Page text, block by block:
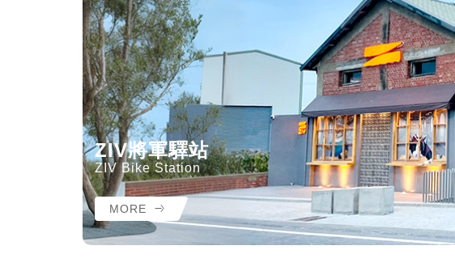
ZIV將軍驛站
ZIV Bike Station
MORE